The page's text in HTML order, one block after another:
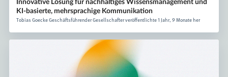
KI-basierte, mehrsprachige Kommunikation
Tobias Goecke Geschäftsführender Gesellschafter veröffentlichte 1 Jahr, 9 Monate her